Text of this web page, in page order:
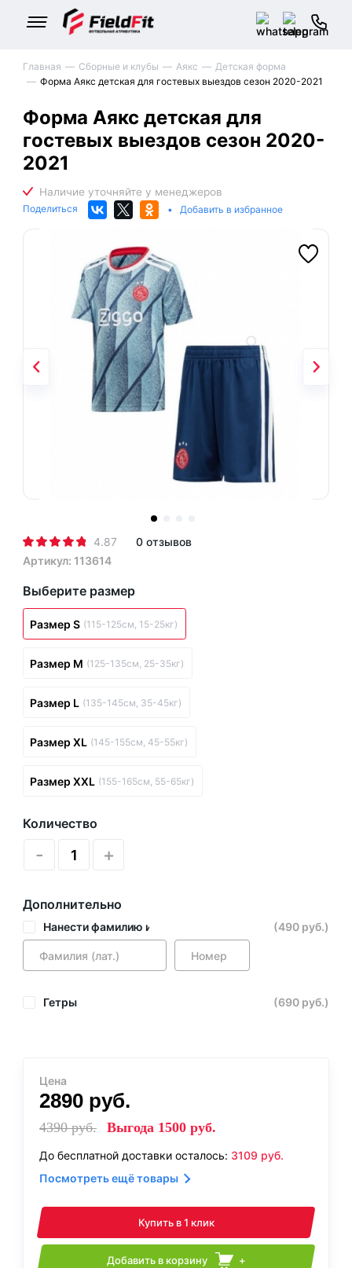
Главная Сборные и клубы Аякс
Детская форма
Форма Аякс детская для гостевых выездов сезон 2020-2021
Форма Аякс детская для
гостевых выездов сезон 2020-
2021
Поделиться • Добавить в избранное
4.87
0 отзывов
Артикул: 113614
Выберите размер
Размер S (115-125см, 15-25кг)
Размер M (125-135см, 25-35кг)
Размер L (135-145см, 35-45кг)
Размер XL (145-155см, 45-55кг)
Размер XXL (155-165см, 55-65кг)
Количество
- +
Дополнительно
Нанести фамилию и номер (490 руб.)
Гетры (690 руб.)
Цена
2890 руб.
4390руб. Выгода 1500 руб.
До бесплатной доставки осталось: 3109 руб.
Посмотреть ещё товары
Купить в 1 клик
Добавить в корзину +